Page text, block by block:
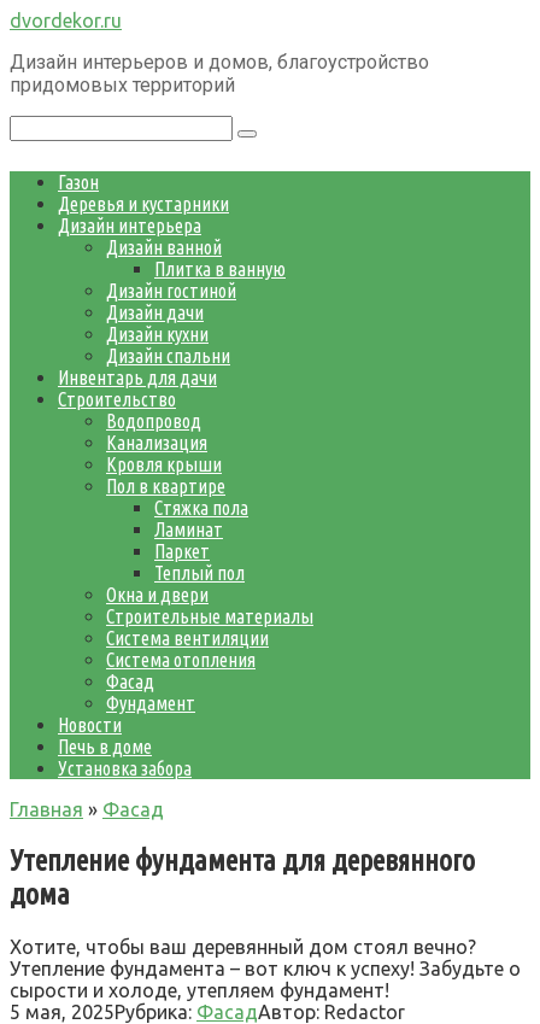
Перейти
контенту
dvordekor.ru
Дизайн интерьеров и домов, благоустройство
придомовых территорий
Газон
Деревья и кустарники
Дизайн интерьера
Дизайн ванной
Плитка в ванную
Дизайн гостиной
Дизайн дачи
Дизайн кухни
Дизайн спальни
Инвентарь для дачи
Строительство
Водопровод
Канализация
Кровля крыши
Пол в квартире
Стяжка пола
Ламинат
Паркет
Теплый пол
Окна и двери
Строительные материалы
Система вентиляции
Система отопления
Фасад
Фундамент
Новости
Печь в доме
Установка забора
Главная » Фасад
Утепление фундамента для деревянного
дома
Хотите, чтобы ваш деревянный дом стоял вечно?
Утепление фундамента – вот ключ к успеху! Забудьте о
сырости и холоде, утепляем фундамент!
5 мая, 2025Рубрика: ФасадАвтор: Redactor